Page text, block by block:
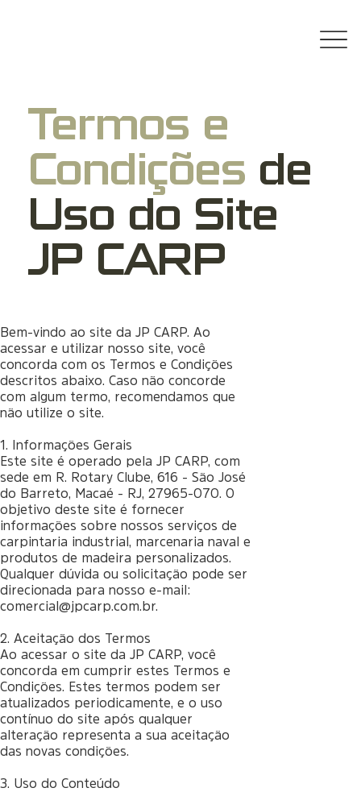
Termos e
Condições de
Uso do Site
JP CARP
Bem-vindo ao site da JP CARP. Ao
acessar e utilizar nosso site, você
concorda com os Termos e Condições
descritos abaixo. Caso não concorde
com algum termo, recomendamos que
não utilize o site.
1. Informações Gerais
Este site é operado pela JP CARP, com
sede em R. Rotary Clube, 616 - São José
do Barreto, Macaé - RJ, 27965-070. O
objetivo deste site é fornecer
informações sobre nossos serviços de
carpintaria industrial, marcenaria naval e
produtos de madeira personalizados.
Qualquer dúvida ou solicitação pode ser
direcionada para nosso e-mail:
comercial@jpcarp.com.br
2. Aceitação dos Termos
Ao acessar o site da JP CARP, você
concorda em cumprir estes Termos e
Condições. Estes termos podem ser
atualizados periodicamente, e o uso
contínuo do site após qualquer
alteração representa a sua aceitação
das novas condições.
3. Uso do Conteúdo